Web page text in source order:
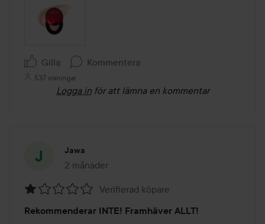
Gilla Kommentera
537 visningar
Logga in för att lämna en kommentar
Jawa
2 månader
Inlägget skapades 2 månader
1
Verifierad köpare
Rekommenderar INTE! Framhäver ALLT!